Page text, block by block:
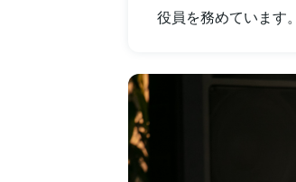
役員を務めています。